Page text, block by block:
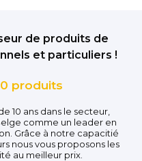
de produits de
et particuliers !
produits
10 ans dans le secteur,
comme un leader en
Grâce à notre capacitié
nous vous proposons les
au meilleur prix.